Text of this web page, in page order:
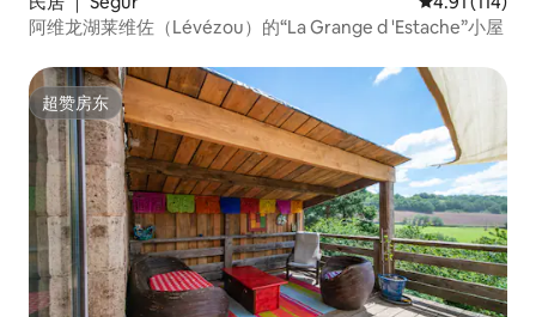
阿维龙湖莱维佐（Lévézou）的“La Grange d 'Estache”小屋
超赞房东
超赞房东